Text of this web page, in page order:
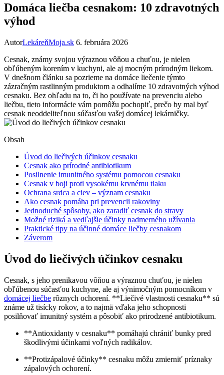
Domáca liečba cesnakom: 10 zdravotných
výhod
AutorLekáreňMoja.sk 6. februára 2026
Cesnak, známy svojou výraznou vôňou a chuťou, je nielen
obľúbeným korením v kuchyni, ale aj mocným prírodným liekom.
V dnešnom článku sa pozrieme na domáce liečenie týmto
zázračným rastlinným produktom a odhalíme 10 zdravotných výhod
cesnaku. Bez ohľadu na to, či ho používate na prevenciu alebo
liečbu, tieto informácie vám pomôžu pochopiť, prečo by mal byť
cesnak neoddeliteľnou súčasťou vašej domácej lekárničky.
Obsah
Úvod do liečivých účinkov cesnaku
Cesnak ako prírodné antibiotikum
Posilnenie imunitného systému pomocou cesnaku
Cesnak v boji proti vysokému krvnému tlaku
Ochrana srdca a ciev – význam cesnaku
Ako cesnak pomáha pri prevencii rakoviny
Jednoduché spôsoby, ako zaradiť cesnak do stravy
Možné riziká a vedľajšie účinky nadmerného užívania
Praktické tipy na účinné domáce liečby cesnakom
Záverom
Úvod do liečivých účinkov cesnaku
Cesnak, s jeho prenikavou vôňou a výraznou chuťou, je nielen
obľúbenou súčasťou kuchyne, ale aj výnimočným pomocníkom v
domácej liečbe rôznych ochorení. **Liečivé vlastnosti cesnaku** sú
známe už tisícky rokov, a to najmä vďaka jeho schopnosti
posilňovať imunitný systém a pôsobiť ako prirodzené antibiotikum.
**Antioxidanty v cesnaku** pomáhajú chrániť bunky pred
škodlivými účinkami voľných radikálov.
**Protizápalové účinky** cesnaku môžu zmierniť príznaky
zápalových ochorení.